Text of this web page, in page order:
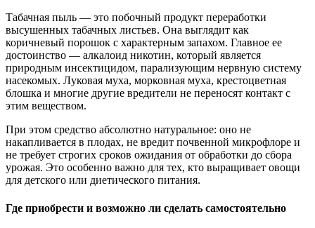
Табачная пыль — это побочный продукт переработки
высушенных табачных листьев. Она выглядит как
коричневый порошок с характерным запахом. Главное ее
достоинство — алкалоид никотин, который является
природным инсектицидом, парализующим нервную систему
насекомых. Луковая муха, морковная муха, крестоцветная
блошка и многие другие вредители не переносят контакт с
этим веществом.
При этом средство абсолютно натуральное: оно не
накапливается в плодах, не вредит почвенной микрофлоре и
не требует строгих сроков ожидания от обработки до сбора
урожая. Это особенно важно для тех, кто выращивает овощи
для детского или диетического питания.
Где приобрести и возможно ли сделать самостоятельно